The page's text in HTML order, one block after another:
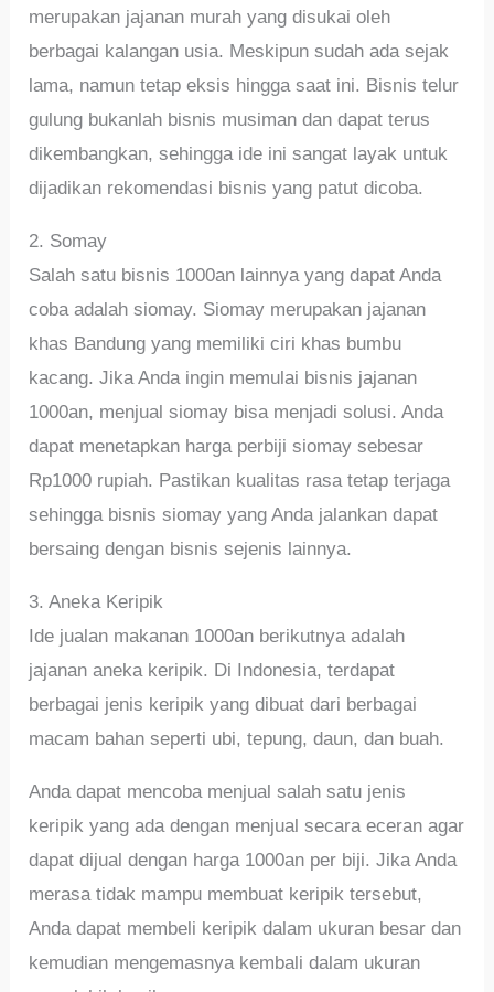
merupakan jajanan murah yang disukai oleh
berbagai kalangan usia. Meskipun sudah ada sejak
lama, namun tetap eksis hingga saat ini. Bisnis telur
gulung bukanlah bisnis musiman dan dapat terus
dikembangkan, sehingga ide ini sangat layak untuk
dijadikan rekomendasi bisnis yang patut dicoba.
2. Somay
Salah satu bisnis 1000an lainnya yang dapat Anda
coba adalah siomay. Siomay merupakan jajanan
khas Bandung yang memiliki ciri khas bumbu
kacang. Jika Anda ingin memulai bisnis jajanan
1000an, menjual siomay bisa menjadi solusi. Anda
dapat menetapkan harga perbiji siomay sebesar
Rp1000 rupiah. Pastikan kualitas rasa tetap terjaga
sehingga bisnis siomay yang Anda jalankan dapat
bersaing dengan bisnis sejenis lainnya.
3. Aneka Keripik
Ide jualan makanan 1000an berikutnya adalah
jajanan aneka keripik. Di Indonesia, terdapat
berbagai jenis keripik yang dibuat dari berbagai
macam bahan seperti ubi, tepung, daun, dan buah.
Anda dapat mencoba menjual salah satu jenis
keripik yang ada dengan menjual secara eceran agar
dapat dijual dengan harga 1000an per biji. Jika Anda
merasa tidak mampu membuat keripik tersebut,
Anda dapat membeli keripik dalam ukuran besar dan
kemudian mengemasnya kembali dalam ukuran